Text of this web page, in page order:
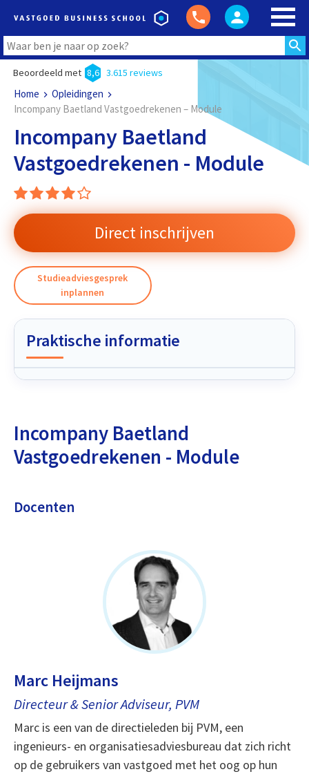
Beoordeeld met 8,6 3.615 reviews
Home
Opleidingen
Incompany Baetland Vastgoedrekenen – Module
Incompany Baetland
Vastgoedrekenen - Module
Docenten
Marc Heijmans
Directeur & Senior Adviseur, PVM
Marc is een van de directieleden bij PVM, een
ingenieurs- en organisatiesadviesbureau dat zich richt
op de gebruikers van vastgoed met het oog op hun
Incompany Baetland
Vastgoedrekenen - Module
Studieadviesgesprek
inplannen
Direct inschrijven
Praktische informatie